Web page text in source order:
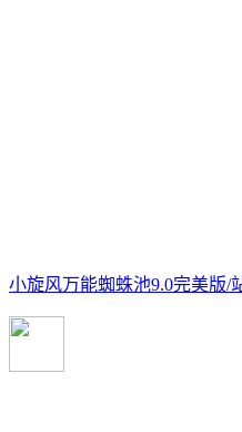
小旋风万能蜘蛛池9.0完美版/